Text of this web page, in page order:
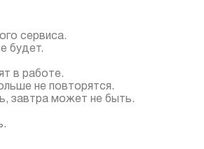
сервиса.
будет.
в работе.
не повторятся.
завтра может не быть.